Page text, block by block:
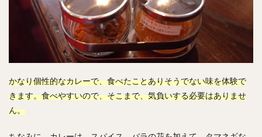
かなり個性的なカレーで、食べたことありそうでない味を体験で
きます。食べやすいので、そこまで、気負いする必要はありませ
ん。